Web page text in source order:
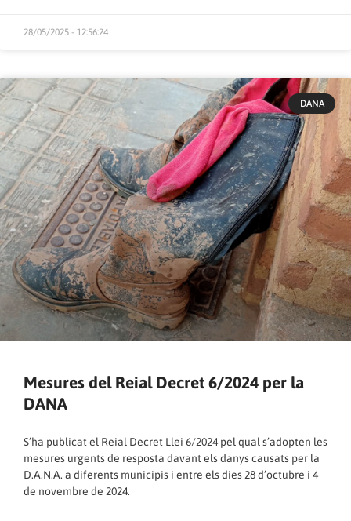
28/05/2025 - 12:56:24
DANA
Mesures del Reial Decret 6/2024 per la
DANA
S’ha publicat el Reial Decret Llei 6/2024 pel qual s’adopten les
mesures urgents de resposta davant els danys causats per la
D.A.N.A. a diferents municipis i entre els dies 28 d’octubre i 4
de novembre de 2024.